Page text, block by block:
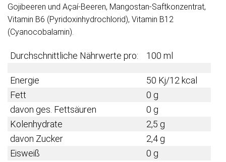
Gojibeeren und Açaí-Beeren, Mangostan-Saftkonzentrat,
Vitamin B6 (Pyridoxinhydrochlorid), Vitamin B12
(Cyanocobalamin).
Durchschnittliche Nährwerte pro: 100 ml
Energie
50 Kj/12 kcal
Fett
0 g
davon ges. Fettsäuren
0 g
Kolenhydrate
2,5 g
davon Zucker
2,4 g
Eisweiß
0 g